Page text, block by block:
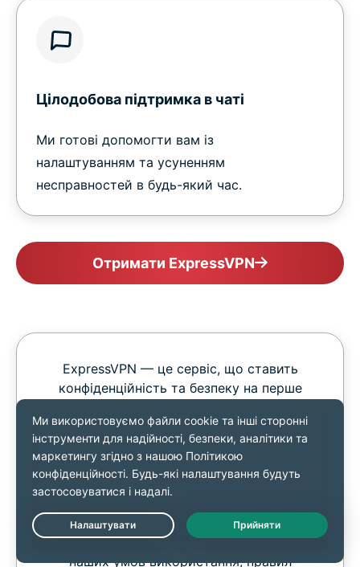
Цілодобова підтримка в чаті
Ми готові допомогти вам із
налаштуванням та усуненням
несправностей в будь-який час.
Отримати ExpressVPN
ExpressVPN — це сервіс, що ставить
конфіденційність та безпеку на перше
обходу законів про авторське право. Ми
не відстежуємо й не зберігаємо жодної
активності користувачів під час
використання нашого сервісу.
виключно на власний ризик користувача.
Користувачі повинні дотримуватися
наших умов використання, правил
Live Chat